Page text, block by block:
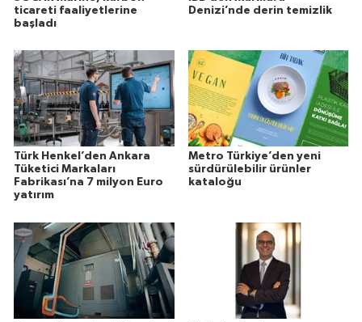
ticareti faaliyetlerine
başladı
Denizi’nde derin temizlik
Türk Henkel’den Ankara
Tüketici Markaları
Fabrikası’na 7 milyon Euro
yatırım
Metro Türkiye’den yeni
sürdürülebilir ürünler
kataloğu